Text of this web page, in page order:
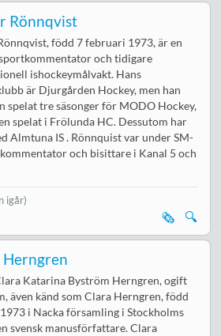
Rönnqvist
född 7 februari 1973, är en
och tidigare
ishockeymålvakt. Hans
är Djurgården Hockey, men han
spelat tre säsonger för MODO Hockey,
spelat i Frölunda HC. Dessutom har
Almtuna IS . Rönnquist var under SM-
och bisittare i Kanal 5 och
igår)
🔍
🗞️
Herngren
Katarina Byström Herngren, ogift
även känd som Clara Herngren, född
i Nacka församling i Stockholms
svensk manusförfattare. Clara